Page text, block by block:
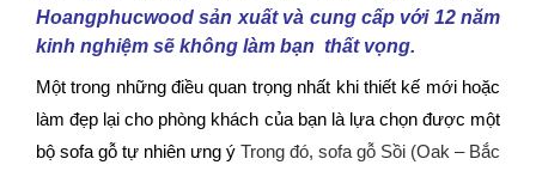
Hoangphucwood sản xuất và cung cấp với 12 năm
kinh nghiệm sẽ không làm bạn thất vọng.
Một trong những điều quan trọng nhất khi thiết kế mới hoặc
làm đẹp lại cho phòng khách của bạn là lựa chọn được một
bộ sofa gỗ tự nhiên ưng ý Trong đó, sofa gỗ Sồi (Oak – Bắc